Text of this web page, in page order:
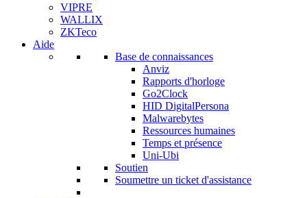
VIPRE
WALLIX
ZKTeco
Aide
Base de connaissances
Anviz
Rapports d'horloge
Go2Clock
HID DigitalPersona
Malwarebytes
Ressources humaines
Temps et présence
Uni-Ubi
Soutien
Soumettre un ticket d'assistance